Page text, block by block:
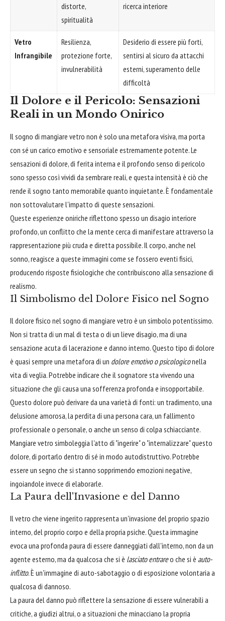
distorte,
spiritualità
ricerca interiore
Vetro
Infrangibile
Resilienza,
protezione forte,
invulnerabilità
Desiderio di essere più forti,
sentirsi al sicuro da attacchi
esterni, superamento delle
difficoltà
Il Dolore e il Pericolo: Sensazioni
Reali in un Mondo Onirico
Il sogno di mangiare vetro non è solo una metafora visiva, ma porta
con sé un carico emotivo e sensoriale estremamente potente. Le
sensazioni di dolore, di ferita interna e il profondo senso di pericolo
sono spesso così vividi da sembrare reali, e questa intensità è ciò che
rende il sogno tanto memorabile quanto inquietante. È fondamentale
non sottovalutare l'impatto di queste sensazioni.
Queste esperienze oniriche riflettono spesso un disagio interiore
profondo, un conflitto che la mente cerca di manifestare attraverso la
rappresentazione più cruda e diretta possibile. Il corpo, anche nel
sonno, reagisce a queste immagini come se fossero eventi fisici,
producendo risposte fisiologiche che contribuiscono alla sensazione di
realismo.
Il Simbolismo del Dolore Fisico nel Sogno
Il dolore fisico nel sogno di mangiare vetro è un simbolo potentissimo.
Non si tratta di un mal di testa o di un lieve disagio, ma di una
sensazione acuta di lacerazione e danno interno. Questo tipo di dolore
è quasi sempre una metafora di un dolore emotivo o psicologiconella
vita di veglia. Potrebbe indicare che il sognatore sta vivendo una
situazione che gli causa una sofferenza profonda e insopportabile.
Questo dolore può derivare da una varietà di fonti: un tradimento, una
delusione amorosa, la perdita di una persona cara, un fallimento
professionale o personale, o anche un senso di colpa schiacciante.
Mangiare vetro simboleggia l'atto di "ingerire" o "internalizzare" questo
dolore, di portarlo dentro di sé in modo autodistruttivo. Potrebbe
essere un segno che si stanno sopprimendo emozioni negative,
ingoiandole invece di elaborarle.
La Paura dell'Invasione e del Danno
Il vetro che viene ingerito rappresenta un'invasione del proprio spazio
interno, del proprio corpo e della propria psiche. Questa immagine
evoca una profonda paura di essere danneggiati dall'interno, non da un
agente esterno, ma da qualcosa che si è lasciato entrareo che si è auto-
inflitto. È un'immagine di auto-sabotaggio o di esposizione volontaria a
qualcosa di dannoso.
La paura del danno può riflettere la sensazione di essere vulnerabili a
critiche, a giudizi altrui, o a situazioni che minacciano la propria